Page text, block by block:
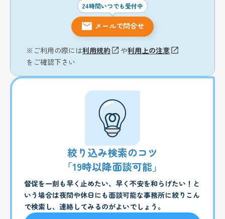
24時間いつでも受付中
メールで問合せ
※ご利用の際には利用規約 や利用上の注意
をご確認下さい
絞り込み検索のコツ
「19時以降面談可能」
督促を一刻も早く止めたい、早く不安を和らげたい！と
いう場合は夜間や休日にも面談可能な事務所に絞りこん
で検索し、連絡してみるのがよいでしょう。